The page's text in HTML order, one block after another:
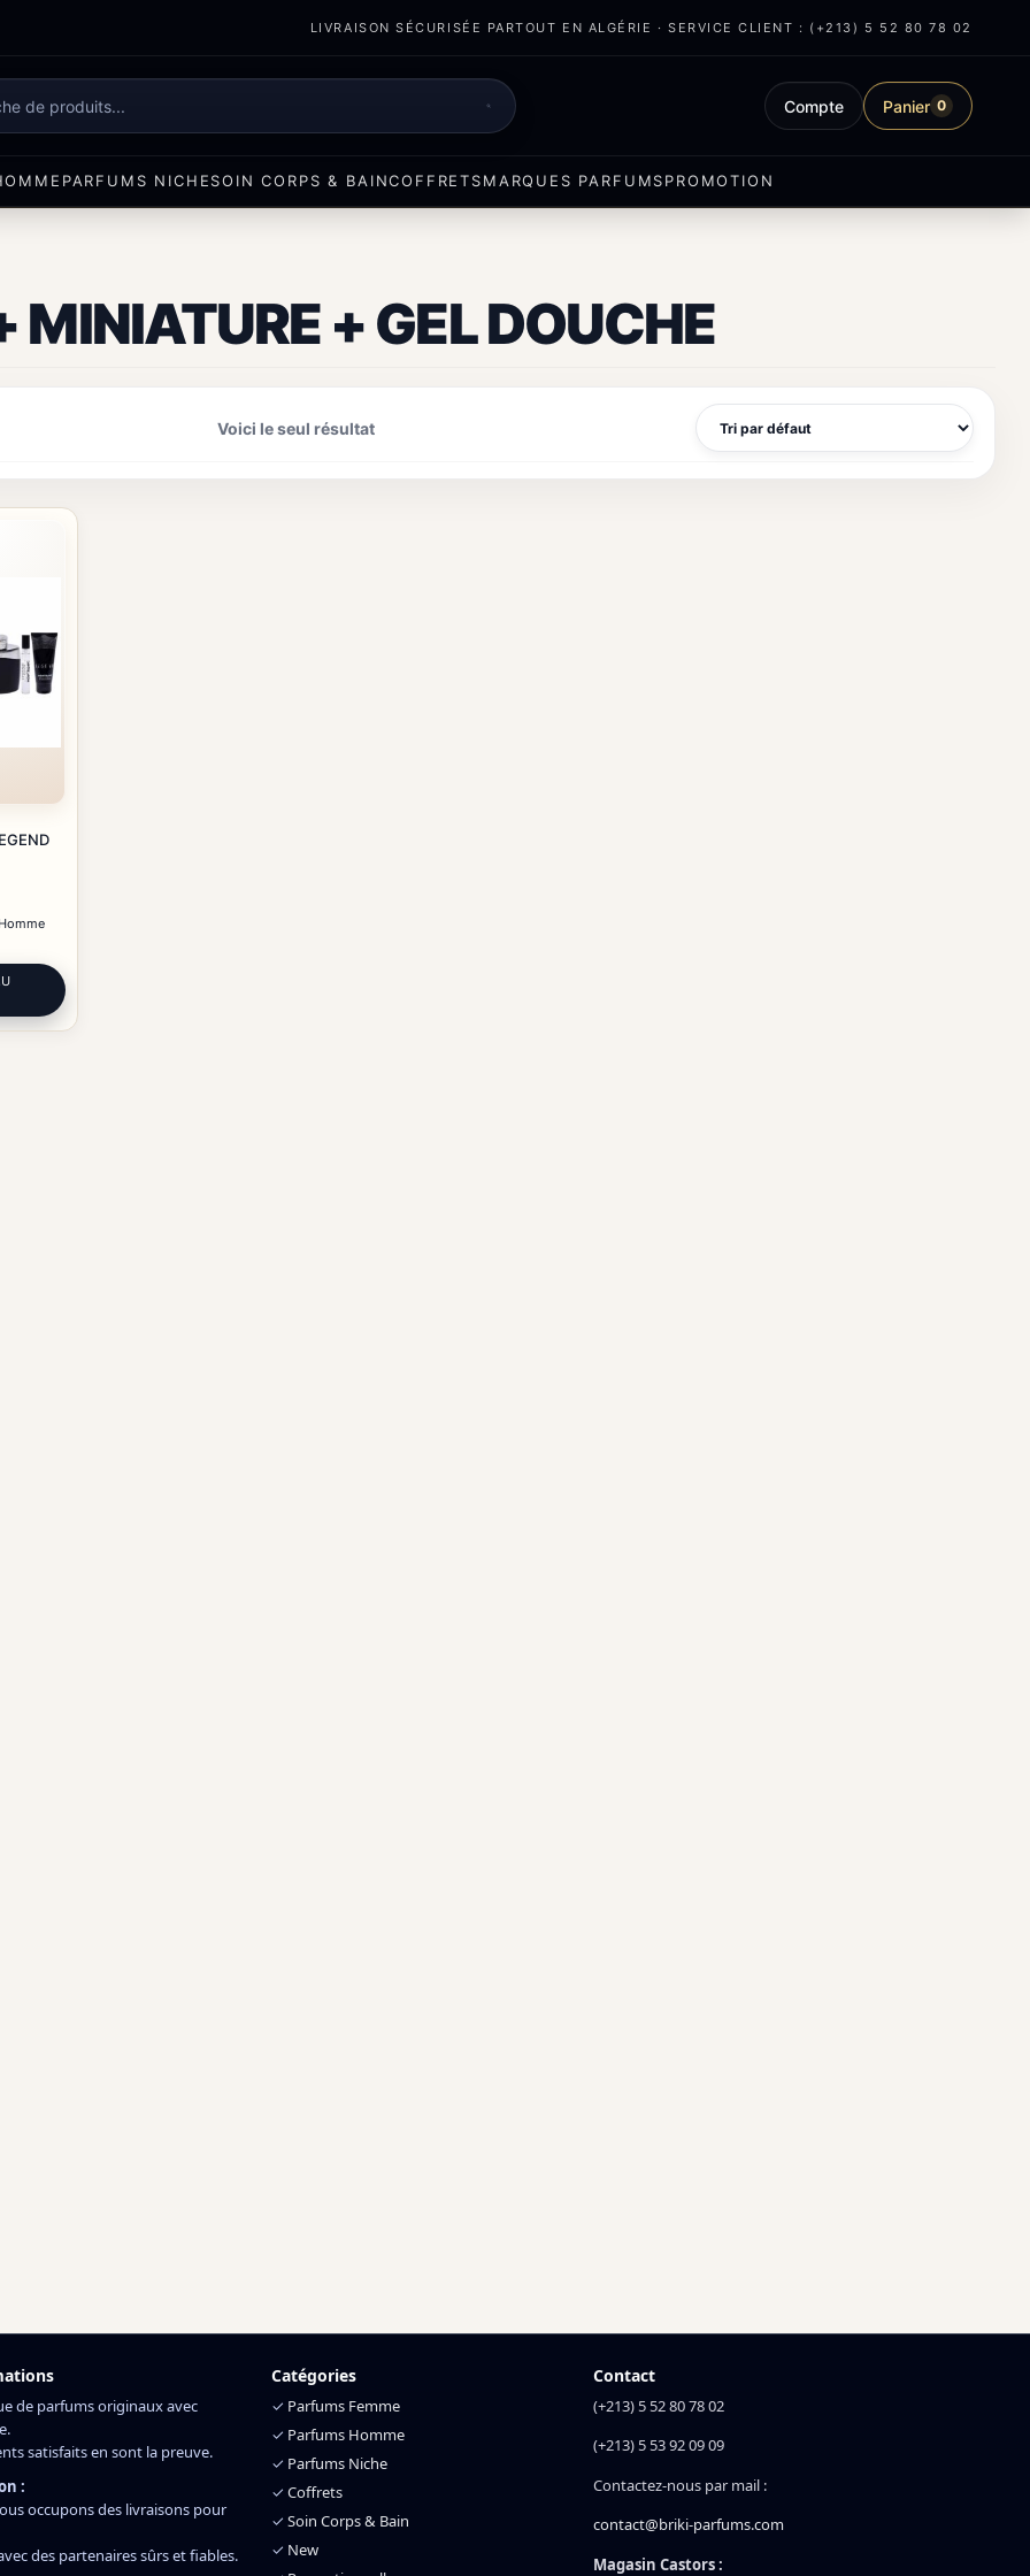
LIVRAISON SÉCURISÉE PARTOUT EN ALGÉRIE · SERVICE CLIENT : (+213) 5 52 80 78 02
Compte Panier 0
PARFUMS NICHESOIN CORPS & BAINCOFFRETSMARQUES PARFUMSPROMOTION
MINIATURE + GEL DOUCHE
Voici le seul résultat
de parfums originaux avec
satisfaits en sont la preuve.
:
occupons des livraisons pour
des partenaires sûrs et fiables.
Catégories
✓ Parfums Femme
✓ Parfums Homme
✓ Parfums Niche
✓ Coffrets
✓ Soin Corps & Bain
✓ New
Contact
(+213) 5 52 80 78 02
(+213) 5 53 92 09 09
Contactez-nous par mail :
contact@briki-parfums.com
Magasin Castors :